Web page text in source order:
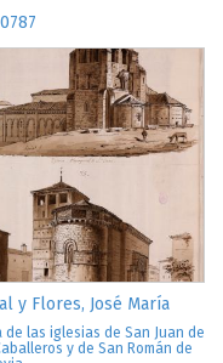
y Flores, José María
de las iglesias de San Juan de
y de San Román de